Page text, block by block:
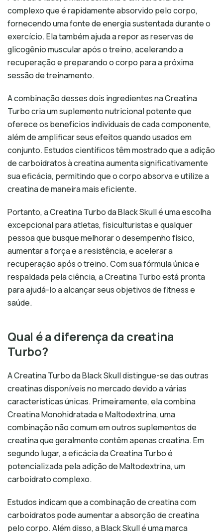
complexo que é rapidamente absorvido pelo corpo,
fornecendo uma fonte de energia sustentada durante o
exercício. Ela também ajuda a repor as reservas de
glicogênio muscular após o treino, acelerando a
recuperação e preparando o corpo para a próxima
sessão de treinamento.
A combinação desses dois ingredientes na Creatina
Turbo cria um suplemento nutricional potente que
oferece os benefícios individuais de cada componente,
além de amplificar seus efeitos quando usados em
conjunto. Estudos científicos têm mostrado que a adição
de carboidratos à creatina aumenta significativamente
sua eficácia, permitindo que o corpo absorva e utilize a
creatina de maneira mais eficiente.
Portanto, a Creatina Turbo da Black Skull é uma escolha
excepcional para atletas, fisiculturistas e qualquer
pessoa que busque melhorar o desempenho físico,
aumentar a força e a resistência, e acelerar a
recuperação após o treino. Com sua fórmula única e
respaldada pela ciência, a Creatina Turbo está pronta
para ajudá-lo a alcançar seus objetivos de fitness e
saúde.
Qual é a diferença da creatina
Turbo?
A Creatina Turbo da Black Skull distingue-se das outras
creatinas disponíveis no mercado devido a várias
características únicas. Primeiramente, ela combina
Creatina Monohidratada e Maltodextrina, uma
combinação não comum em outros suplementos de
creatina que geralmente contêm apenas creatina. Em
segundo lugar, a eficácia da Creatina Turbo é
potencializada pela adição de Maltodextrina, um
carboidrato complexo.
Estudos indicam que a combinação de creatina com
carboidratos pode aumentar a absorção de creatina
pelo corpo. Além disso, a Black Skull é uma marca